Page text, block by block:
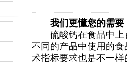
我们更懂您的需要
硫酸钙在食品中
不同的产品中使用的
术指标要求也是不一